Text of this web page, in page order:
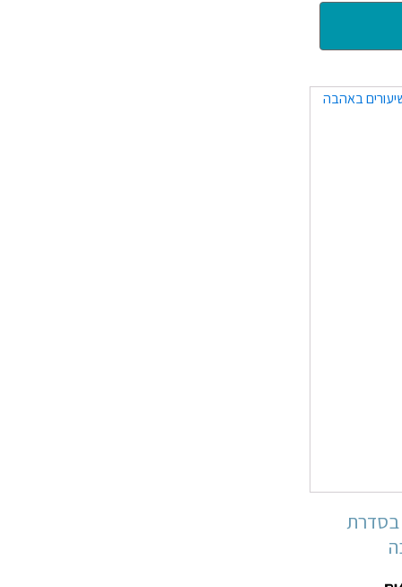
בסדרת